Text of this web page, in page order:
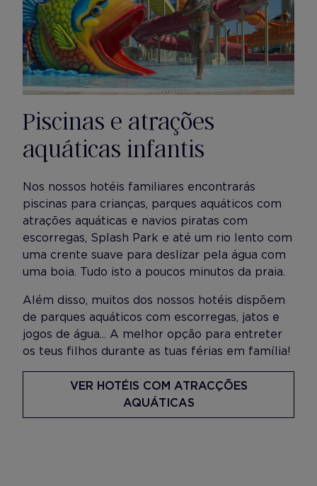
Piscinas e atrações
aquáticas infantis
Nos nossos hotéis familiares encontrarás
piscinas para crianças, parques aquáticos com
atrações aquáticas e navios piratas com
escorregas, Splash Park e até um rio lento com
uma crente suave para deslizar pela água com
uma boia. Tudo isto a poucos minutos da praia.
Além disso, muitos dos nossos hotéis dispõem
de parques aquáticos com escorregas, jatos e
jogos de água... A melhor opção para entreter
os teus filhos durante as tuas férias em família!
VER HOTÉIS COM ATRACÇÕES
AQUÁTICAS